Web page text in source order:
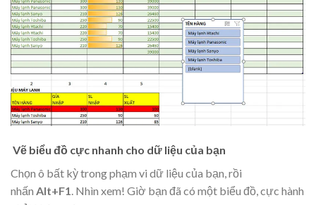
Vẽ biểu đồ cực nhanh cho dữ liệu của bạn
Chọn ô bất kỳ trong phạm vi dữ liệu của bạn, rồi
nhấn Alt+F1 . Nhìn xem! Giờ bạn đã có một biểu đồ, cực hành